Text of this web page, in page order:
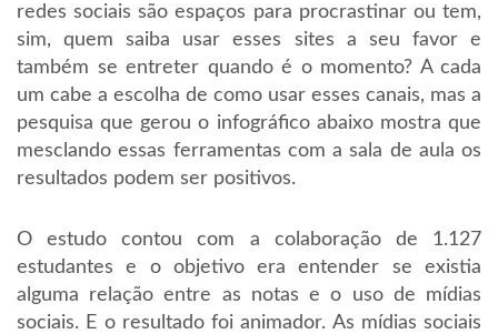
redes sociais são espaços para procrastinar ou tem,
sim, quem saiba usar esses sites a seu favor e
também se entreter quando é o momento? A cada
um cabe a escolha de como usar esses canais, mas a
pesquisa que gerou o infográfico abaixo mostra que
mesclando essas ferramentas com a sala de aula os
resultados podem ser positivos.
O estudo contou com a colaboração de 1.127
estudantes e o objetivo era entender se existia
alguma relação entre as notas e o uso de mídias
sociais. E o resultado foi animador. As mídias sociais